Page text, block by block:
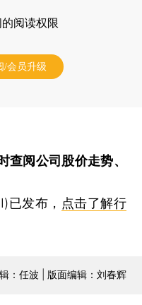
阅读权限
/会员升级
查阅公司股价走势、
发布， 点击了解行
：任波 | 版面编辑：刘春辉